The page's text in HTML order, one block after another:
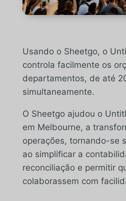
Usando o Sheetgo, o
controla facilmente os
departamentos, de até
simultaneamente.
O Sheetgo ajudou o
em Melbourne, a
operações, tornando-se
ao simplificar a
reconciliação e permitir
colaborassem com